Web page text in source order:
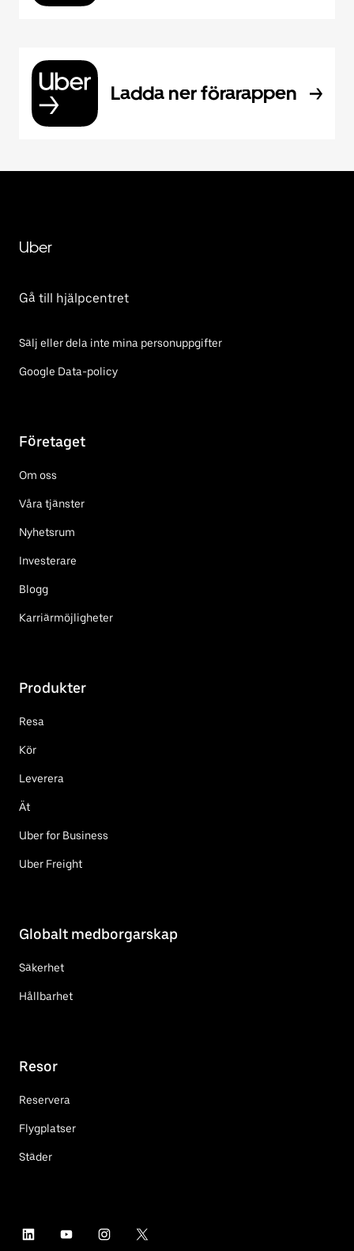
Ladda ner förarappen
Uber
Gå till hjälpcentret
Sälj eller dela inte mina personuppgifter
Google Data-policy
Företaget
Om oss
Våra tjänster
Nyhetsrum
Investerare
Blogg
Karriärmöjligheter
Produkter
Resa
Kör
Leverera
Ät
Uber for Business
Uber Freight
Globalt medborgarskap
Säkerhet
Hållbarhet
Resor
Reservera
Flygplatser
Städer